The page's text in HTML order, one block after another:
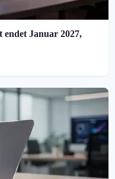
Januar 2027,